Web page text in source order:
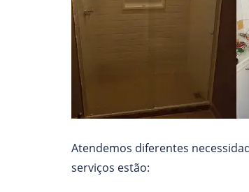
Atendemos diferentes
serviços estão: